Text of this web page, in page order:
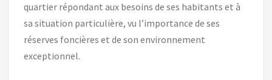
quartier répondant aux besoins de ses habitants et à
sa situation particulière, vu l’importance de ses
réserves foncières et de son environnement
exceptionnel.